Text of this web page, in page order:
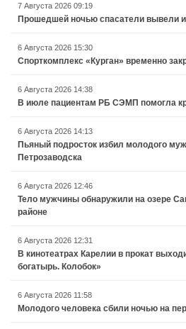
7 Августа 2026 09:19
Прошедшей ночью спасатели вывели
6 Августа 2026 15:30
Спорткомплекс «Курган» временно
6 Августа 2026 14:38
В июле пациентам РБ СЭМП помогла
6 Августа 2026 14:13
Пьяный подросток избил молодого
Петрозаводска
6 Августа 2026 12:46
Тело мужчины обнаружили на озере
районе
6 Августа 2026 12:31
В кинотеатрах Карелии в прокат
богатырь. Колобок»
6 Августа 2026 11:58
Молодого человека сбили ночью на